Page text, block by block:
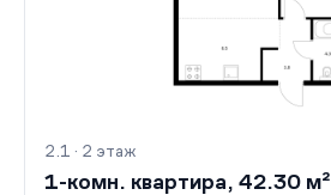
2.1 · 2 этаж
1-комн. квартира, 42.30 м²